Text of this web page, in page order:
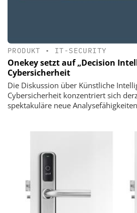
PRODUKT • IT-SECURITY
Onekey setzt auf „Decision
Cybersicherheit
Die Diskussion über Künstliche
Cybersicherheit konzentriert sich
spektakuläre neue